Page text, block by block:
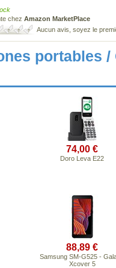
chez Amazon MarketPlace
Aucun avis, soyez le
portables /
74,00 €
Doro Leva E22
88,89 €
Samsung SM-G525 -
Xcover 5